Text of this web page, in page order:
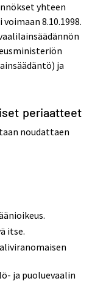
yhteen
8.10.1998.
ja
periaatteet
noudattaen
itse.
ja puoluevaalin